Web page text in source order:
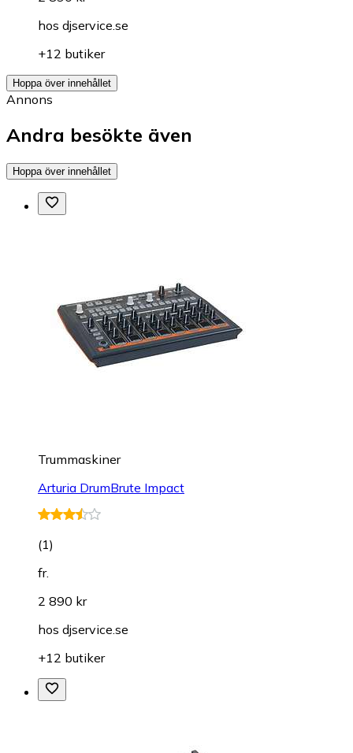
hos djservice.se
+12 butiker
Hoppa över innehållet
Annons
Andra besökte även
Hoppa över innehållet
Trummaskiner
Arturia DrumBrute Impact
(1)
fr.
2 890 kr
hos djservice.se
+12 butiker